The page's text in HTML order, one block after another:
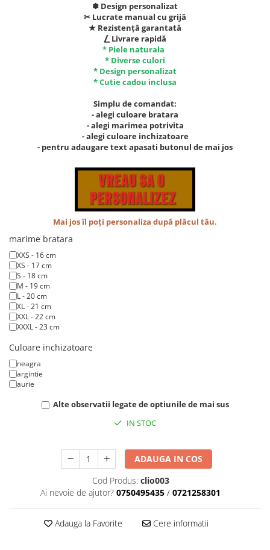
✽ Design personalizat
✂︎ Lucrate manual cu grijă
★ Rezistență garantată
⎳ Livrare rapidă
* Piele naturala
* Diverse culori
* Design personalizat
* Cutie cadou inclusa
Simplu de comandat:
- alegi culoare bratara
- alegi marimea potrivita
- alegi culoare inchizatoare
- pentru adaugare text apasati butonul de mai jos
Mai jos îl poți personaliza după plăcul tău.
marime bratara
XXS - 16 cm
XS - 17 cm
S - 18 cm
M - 19 cm
L - 20 cm
XL - 21 cm
XXL - 22 cm
XXXL - 23 cm
Culoare inchizatoare
neagra
argintie
aurie
Alte observatii legate de optiunile de mai sus
IN STOC
ADAUGA IN COS
Cod Produs: clio003
Ai nevoie de ajutor? 0750495435 / 0721258301
Adauga la Favorite Cere informatii